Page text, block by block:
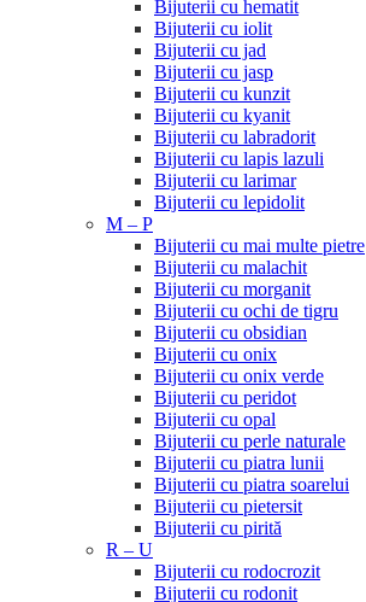
Bijuterii cu hematit
Bijuterii cu iolit
Bijuterii cu jad
Bijuterii cu jasp
Bijuterii cu kunzit
Bijuterii cu kyanit
Bijuterii cu labradorit
Bijuterii cu lapis lazuli
Bijuterii cu larimar
Bijuterii cu lepidolit
M – P
Bijuterii cu mai multe pietre
Bijuterii cu malachit
Bijuterii cu morganit
Bijuterii cu ochi de tigru
Bijuterii cu obsidian
Bijuterii cu onix
Bijuterii cu onix verde
Bijuterii cu peridot
Bijuterii cu opal
Bijuterii cu perle naturale
Bijuterii cu piatra lunii
Bijuterii cu piatra soarelui
Bijuterii cu pietersit
Bijuterii cu pirită
R – U
Bijuterii cu rodocrozit
Bijuterii cu rodonit